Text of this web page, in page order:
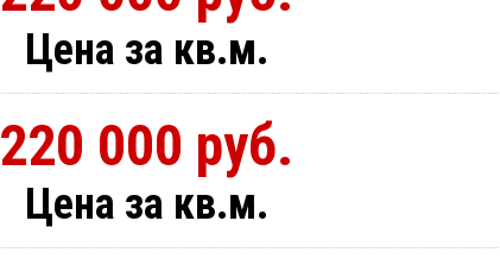
Цена за кв.м.
220 000 руб.
Цена за кв.м.